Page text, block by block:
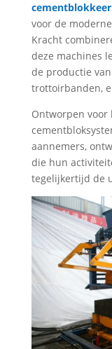
voor de
Kracht
deze machines
de productie
trottoirbanden,
Ontworpen voor
aannemers,
die hun
tegelijkertijd de